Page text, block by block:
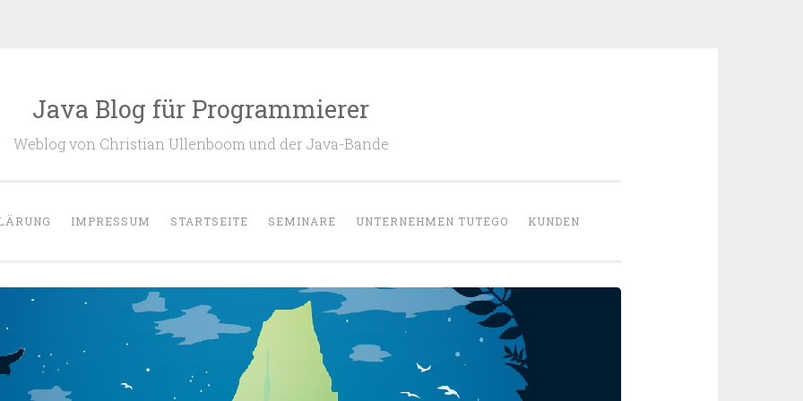
Java Blog für Programmierer
Weblog von Christian Ullenboom und der Java-Bande
IMPRESSUM STARTSEITE SEMINARE UNTERNEHMEN TUTEGO KUNDEN